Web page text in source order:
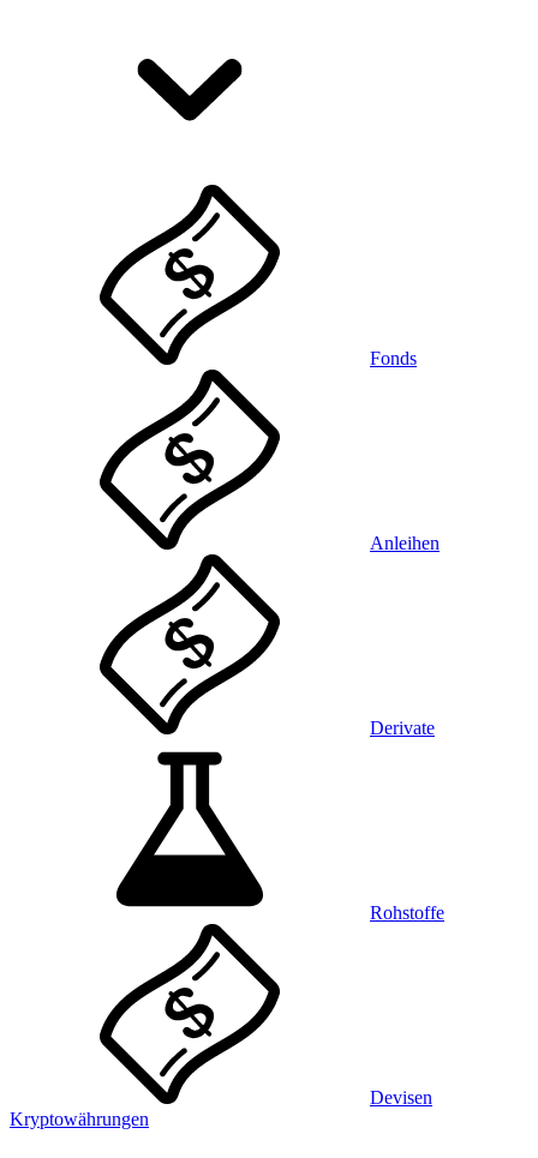
Fonds
Anleihen
Derivate
Rohstoffe
Devisen
Kryptowährungen